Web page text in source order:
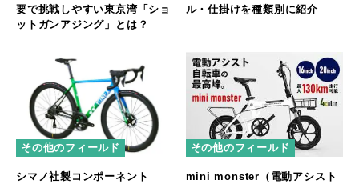
要で挑戦しやすい東京湾「ショ
ットガンアジング」とは？
ル・仕掛けを種類別に紹介
その他のフィールド
シマノ社製コンポーネント
その他のフィールド
mini monster（電動アシスト